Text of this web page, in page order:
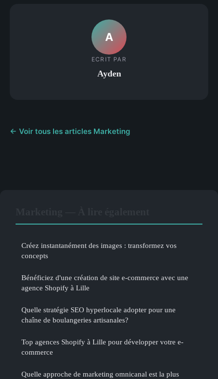
A
ECRIT PAR
Ayden
← Voir tous les articles Marketing
Créez instantanément des images : transformez vos
concepts
Bénéficiez d'une création de site e-commerce avec une
agence Shopify à Lille
Quelle stratégie SEO hyperlocale adopter pour une
chaîne de boulangeries artisanales?
Top agences Shopify à Lille pour développer votre e-
commerce
Quelle approche de marketing omnicanal est la plus